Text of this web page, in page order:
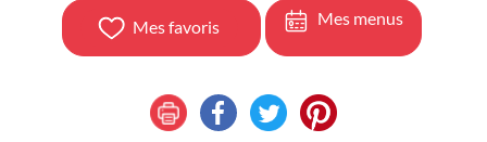
Mes favoris Mes menus